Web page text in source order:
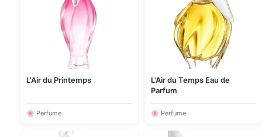
L'Air du Printemps
🌸 Perfume
L'Air du Temps Eau de
Parfum
🌸 Perfume